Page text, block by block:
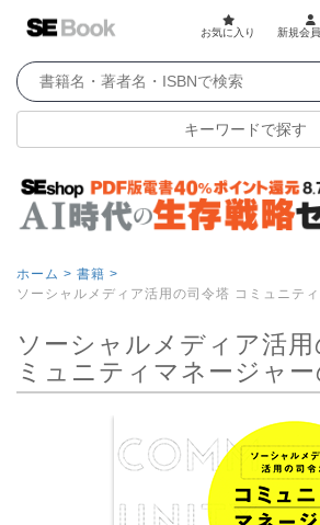
お気に入り 新規会
キーワードで探す
ホーム > 書籍 >
ソーシャルメディア活用の司令塔 コミュニテ
ソーシャルメディア活用
ミュニティマネージャ